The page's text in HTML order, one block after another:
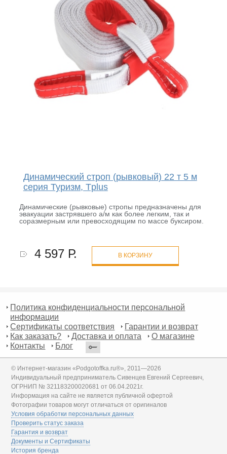
Динамический строп (рывковый) 22 т 5 м
серия Туризм, Tplus
Динамические (рывковые) стропы предназначены для
эвакуации застрявшего а/м как более легким, так и
соразмерным или превосходящим по массе буксиром.
4 597 Р. В КОРЗИНУ
Политика конфиденциальности персональной
информации
Сертификаты соответствия
Гарантии и возврат
Как заказать?
Доставка и оплата
О магазине
Контакты
Блог
© Интернет-магазин «Podgotoffka.ru®», 2011—2026
Индивидуальный предприниматель Сивенцев Евгений Сергеевич,
ОГРНИП № 321183200020681 от 06.04.2021г.
Информация на сайте не является публичной офертой
Фотографии товаров могут отличаться от оригиналов
Условия обработки персональных данных
Проверить статус заказа
Гарантия и возврат
Документы и Сертификаты
История бренда